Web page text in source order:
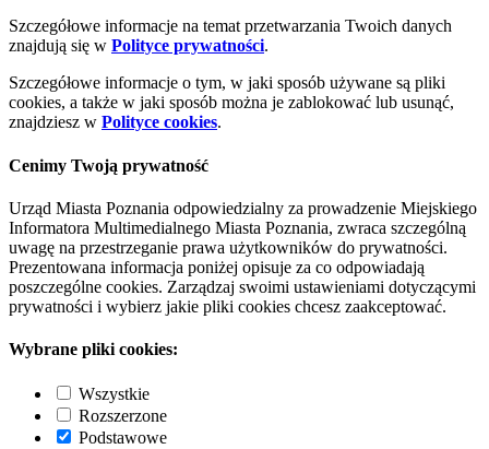
Szczegółowe informacje na temat przetwarzania Twoich danych
znajdują się w Polityce prywatności.
Szczegółowe informacje o tym, w jaki sposób używane są pliki
cookies, a także w jaki sposób można je zablokować lub usunąć,
znajdziesz w Polityce cookies.
Cenimy Twoją prywatność
Urząd Miasta Poznania odpowiedzialny za prowadzenie Miejskiego
Informatora Multimedialnego Miasta Poznania, zwraca szczególną
uwagę na przestrzeganie prawa użytkowników do prywatności.
Prezentowana informacja poniżej opisuje za co odpowiadają
poszczególne cookies. Zarządzaj swoimi ustawieniami dotyczącymi
prywatności i wybierz jakie pliki cookies chcesz zaakceptować.
Wybrane pliki cookies:
Wszystkie
Rozszerzone
Podstawowe